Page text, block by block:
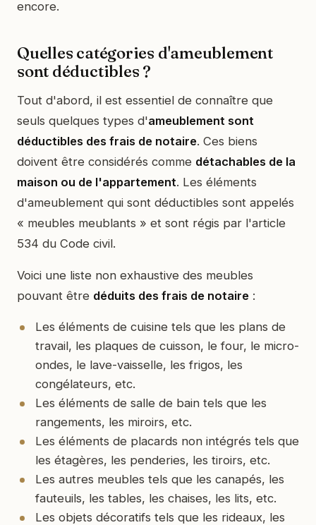
encore.
Quelles catégories d'ameublement
sont déductibles ?
Tout d'abord, il est essentiel de connaître que
seuls quelques types d'ameublement sont
déductibles des frais de notaire. Ces biens
doivent être considérés comme détachables de la
maison ou de l'appartement. Les éléments
d'ameublement qui sont déductibles sont appelés
« meubles meublants » et sont régis par l'article
534 du Code civil.
Voici une liste non exhaustive des meubles
pouvant être déduits des frais de notaire :
Les éléments de cuisine tels que les plans de
travail, les plaques de cuisson, le four, le micro-
ondes, le lave-vaisselle, les frigos, les
congélateurs, etc.
Les éléments de salle de bain tels que les
rangements, les miroirs, etc.
Les éléments de placards non intégrés tels que
les étagères, les penderies, les tiroirs, etc.
Les autres meubles tels que les canapés, les
fauteuils, les tables, les chaises, les lits, etc.
Les objets décoratifs tels que les rideaux, les